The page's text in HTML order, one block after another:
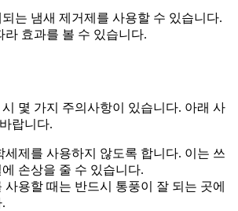
는 냄새 제거제를 사용할 수 있습니다.
라 효과를 볼 수 있습니다.
몇 가지 주의사항이 있습니다. 아래 사
랍니다.
세제를 사용하지 않도록 합니다. 이는 쓰
손상을 줄 수 있습니다.
사용할 때는 반드시 통풍이 잘 되는 곳에